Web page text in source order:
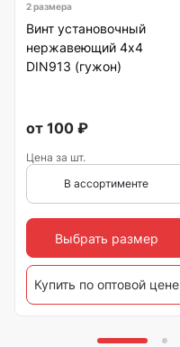
2 размера
Винт установочный
нержавеющий 4х4
DIN913 (гужон)
от 100 ₽
Цена за шт.
В ассортименте
Выбрать размер
Купить по оптовой цене